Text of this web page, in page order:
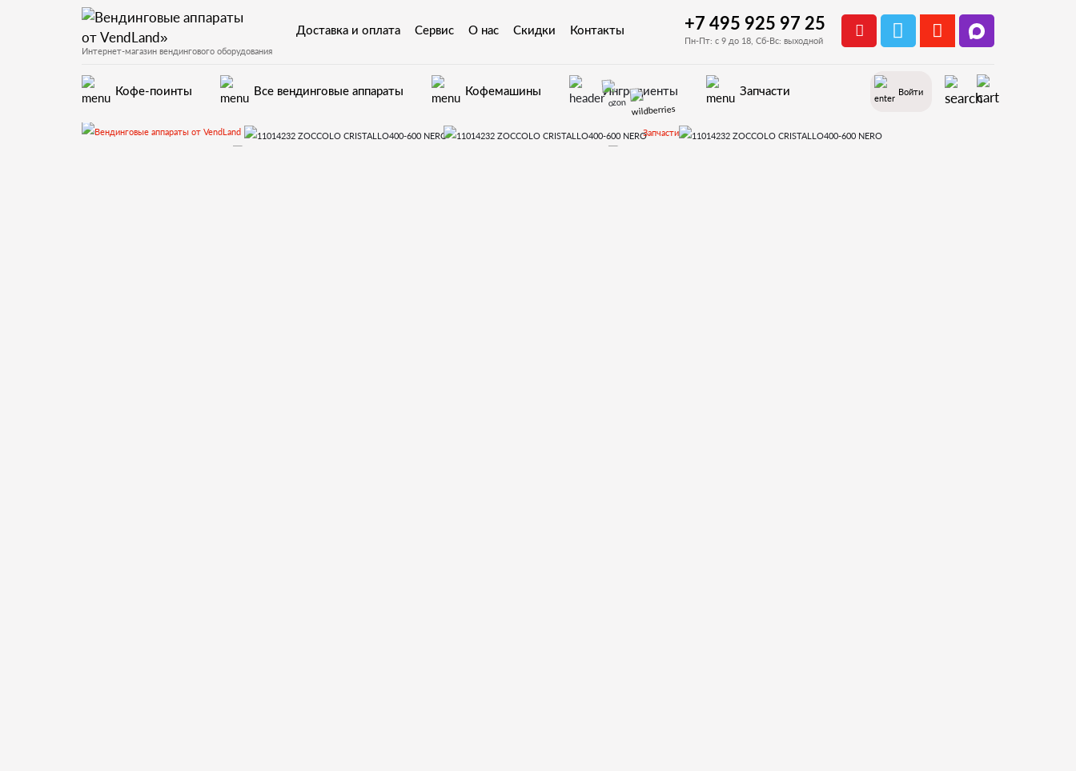
Интернет-магазин вендингового оборудования
Доставка и оплата Сервис О нас Скидки Контакты +7 495 925 97 25
Пн-Пт: с 9 до 18, Сб-Вс: выходной
Кофе-поинты Все вендинговые аппараты Кофемашины Ингредиенты Запчасти Войти
Запчасти